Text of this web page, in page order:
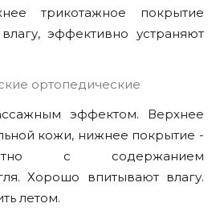
трикотажное покрытие
эффективно устраняют
ортопедические
эффектом. Верхнее
кожи, нижнее покрытие -
с содержанием
Хорошо впитывают влагу.
летом.